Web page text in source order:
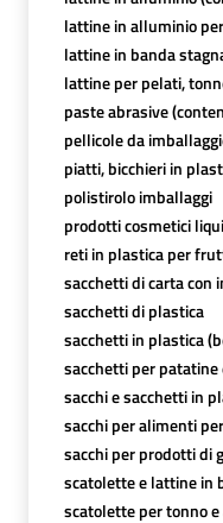
lattine in alluminio
lattine in banda
lattine per pelati,
paste abrasive
pellicole da
piatti, bicchieri in
polistirolo imballaggi
prodotti cosmetici
reti in plastica per
sacchetti di carta con
sacchetti di plastica
sacchetti in plastica
sacchetti per patatine
sacchi e sacchetti in
sacchi per alimenti
sacchi per prodotti di
scatolette e lattine in
scatolette per tonno